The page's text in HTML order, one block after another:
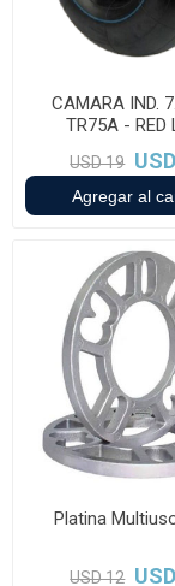
CAMARA IND.
TR75A - RED
USD 19
Platina
USD 12